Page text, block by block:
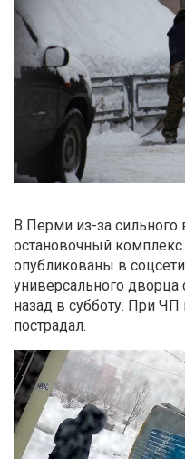
В Перми из-за сильного
остановочный
опубликованы в
универсального дворца
назад в субботу. При ЧП
пострадал.